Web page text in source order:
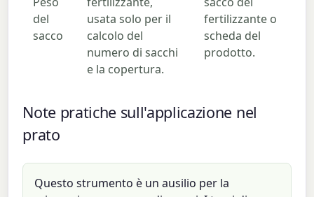
del
sacco
usata solo per il
calcolo del
numero di sacchi
e la copertura.
fertilizzante o
scheda del
prodotto.
Note pratiche sull'applicazione nel
prato
Questo strumento è un ausilio per la